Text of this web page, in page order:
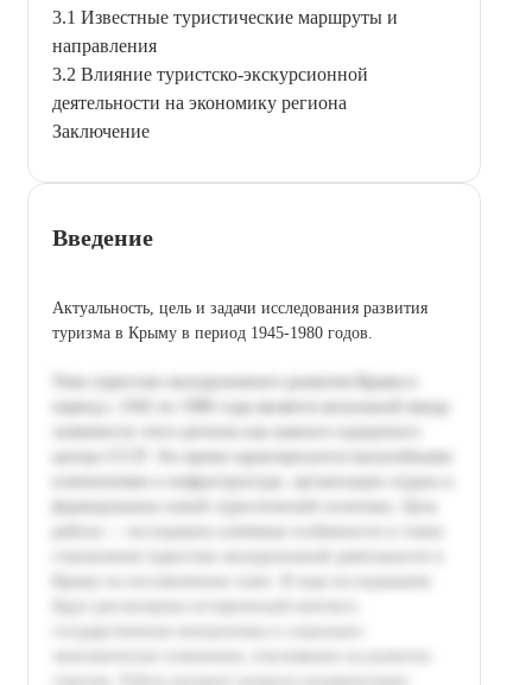
3.1 Известные туристические маршруты и
направления
3.2 Влияние туристско-экскурсионной
деятельности на экономику региона
Заключение
Введение
Актуальность, цель и задачи исследования развития
туризма в Крыму в период 1945-1980 годов.